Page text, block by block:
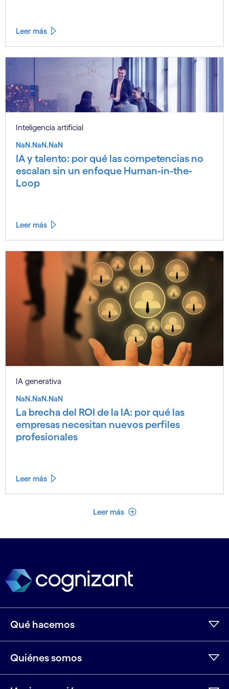
Leer más
Inteligencia artificial
NaN.NaN.NaN
IA y talento: por qué las competencias no
escalan sin un enfoque Human-in-the-
Loop
Leer más
IA generativa
NaN.NaN.NaN
La brecha del ROI de la IA: por qué las
empresas necesitan nuevos perfiles
profesionales
Leer más
Leer más Ver menos
Qué hacemos
Quiénes somos